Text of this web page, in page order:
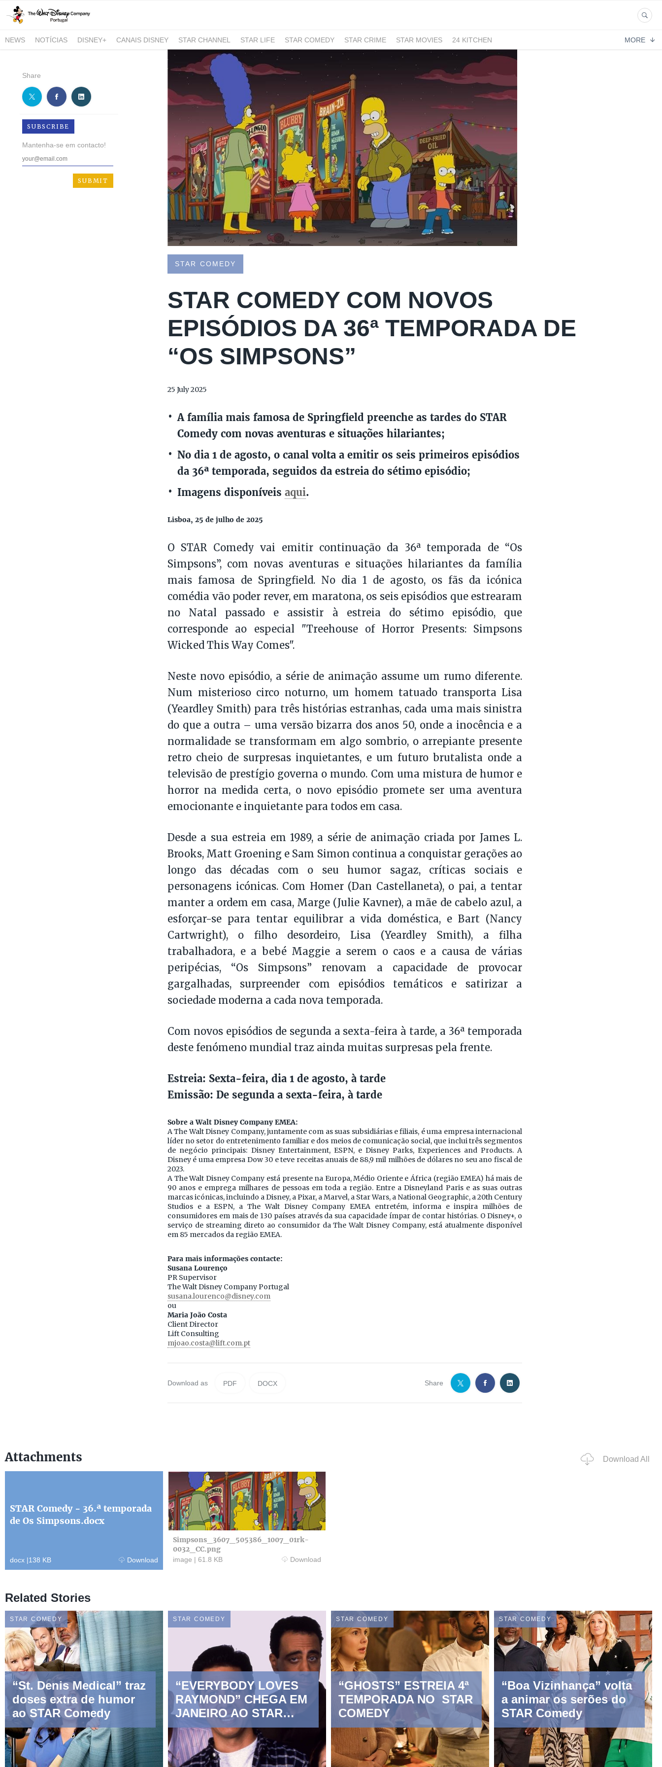
NEWS NOTÍCIAS DISNEY+ CANAIS DISNEY STAR CHANNEL STAR LIFE STAR COMEDY STAR CRIME STAR MOVIES
24 KITCHEN
NATIONAL GEOGRAPHIC AND NATIONAL GEOGRAPHIC WILD
MORE
Share
SUBSCRIBE
Mantenha-se em contacto!
STAR COMEDY
STAR COMEDY COM NOVOS
EPISÓDIOS DA 36ª TEMPORADA DE
“OS SIMPSONS”
25 July 2025
A família mais famosa de Springfield preenche as tardes do STAR
Comedy com novas aventuras e situações hilariantes;
No dia 1 de agosto, o canal volta a emitir os seis primeiros episódios
da 36ª temporada, seguidos da estreia do sétimo episódio;
Imagens disponíveis aqui.
Lisboa, 25 de julho de 2025
O STAR Comedy vai emitir continuação da 36ª temporada de “Os
Simpsons”, com novas aventuras e situações hilariantes da família
mais famosa de Springfield. No dia 1 de agosto, os fãs da icónica
comédia vão poder rever, em maratona, os seis episódios que estrearam
no Natal passado e assistir à estreia do sétimo episódio, que
corresponde ao especial "Treehouse of Horror Presents: Simpsons
Wicked This Way Comes".
Neste novo episódio, a série de animação assume um rumo diferente.
Num misterioso circo noturno, um homem tatuado transporta Lisa
(Yeardley Smith) para três histórias estranhas, cada uma mais sinistra
do que a outra – uma versão bizarra dos anos 50, onde a inocência e a
normalidade se transformam em algo sombrio, o arrepiante presente
retro cheio de surpresas inquietantes, e um futuro brutalista onde a
televisão de prestígio governa o mundo. Com uma mistura de humor e
horror na medida certa, o novo episódio promete ser uma aventura
emocionante e inquietante para todos em casa.
Desde a sua estreia em 1989, a série de animação criada por James L.
Brooks, Matt Groening e Sam Simon continua a conquistar gerações ao
longo das décadas com o seu humor sagaz, críticas sociais e
personagens icónicas. Com Homer (Dan Castellaneta), o pai, a tentar
manter a ordem em casa, Marge (Julie Kavner), a mãe de cabelo azul, a
esforçar-se para tentar equilibrar a vida doméstica, e Bart (Nancy
Cartwright), o filho desordeiro, Lisa (Yeardley Smith), a filha
trabalhadora, e a bebé Maggie a serem o caos e a causa de várias
peripécias, “Os Simpsons” renovam a capacidade de provocar
gargalhadas, surpreender com episódios temáticos e satirizar a
sociedade moderna a cada nova temporada.
Com novos episódios de segunda a sexta-feira à tarde, a 36ª temporada
deste fenómeno mundial traz ainda muitas surpresas pela frente.
Estreia: Sexta-feira, dia 1 de agosto, à tarde
Emissão: De segunda a sexta-feira, à tarde
Sobre a Walt Disney Company EMEA:
A The Walt Disney Company, juntamente com as suas subsidiárias e filiais, é uma empresa internacional
líder no setor do entretenimento familiar e dos meios de comunicação social, que inclui três segmentos
de negócio principais: Disney Entertainment, ESPN, e Disney Parks, Experiences and Products. A
Disney é uma empresa Dow 30 e teve receitas anuais de 88,9 mil milhões de dólares no seu ano fiscal de
2023.
A The Walt Disney Company está presente na Europa, Médio Oriente e África (região EMEA) há mais de
90 anos e emprega milhares de pessoas em toda a região. Entre a Disneyland Paris e as suas outras
marcas icónicas, incluindo a Disney, a Pixar, a Marvel, a Star Wars, a National Geographic, a 20th Century
Studios e a ESPN, a The Walt Disney Company EMEA entretém, informa e inspira milhões de
consumidores em mais de 130 países através da sua capacidade ímpar de contar histórias. O Disney+, o
serviço de streaming direto ao consumidor da The Walt Disney Company, está atualmente disponível
em 85 mercados da região EMEA.
Para mais informações contacte:
Susana Lourenço
PR Supervisor
The Walt Disney Company Portugal
susana.lourenco@disney.com
ou
Maria João Costa
Client Director
Lift Consulting
mjoao.costa@lift.com.pt
Download as PDF DOCX Share
Attachments Download All
STAR Comedy - 36.ª temporada
de Os Simpsons.docx
docx |138 KB Download
Simpsons_3607_505386_1007_01rk-
0032_CC.png
image | 61.8 KB Download
Related Stories
STAR COMEDY
“St. Denis Medical” traz
doses extra de humor
ao STAR Comedy
STAR COMEDY
“EVERYBODY LOVES
RAYMOND” CHEGA EM
JANEIRO AO STAR
COMEDY
STAR COMEDY
“GHOSTS” ESTREIA 4ª
TEMPORADA NO STAR
COMEDY
STAR COMEDY
“Boa Vizinhança” volta
a animar os serões do
STAR Comedy